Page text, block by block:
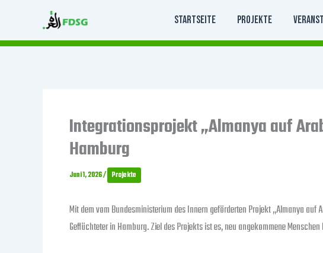
springen
Startseite Projekte
Integrationsprojekt „Almanya auf
Hamburg
Juni 1, 2026/ Projekte
Mit dem vom Bundesministerium des Innern geförderten Projekt „Almanya
Geflüchteter in Hamburg. Ziel des Projekts ist es, neu angekommene